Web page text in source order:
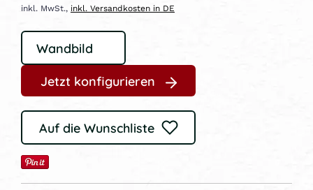
inkl. MwSt., inkl. Versandkosten in DE
Jetzt konfigurieren
Auf die Wunschliste